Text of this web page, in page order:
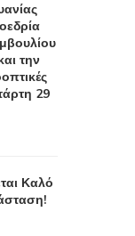
την
29
Καλό